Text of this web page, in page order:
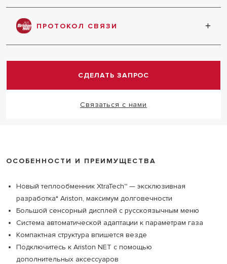
Небольшие размеры котла позволяют легко
установить его в ограниченном пространстве
ПРОТОКОЛ СВЯЗИ
Надёжный протокол связи позволяет соединить
СДЕЛАТЬ ЗАПРОС
Связаться с нами
ОСОБЕННОСТИ И ПРЕИМУЩЕСТВА
Новый теплообменник XtraTech™ — эксклюзивная
разработка* Ariston, максимум долговечности
Большой сенсорный дисплей с русскоязычным меню
Система автоматической адаптации к параметрам газа
Компактная структура впишется везде
Подключитесь к Ariston NET с помощью
дополнительных аксессуаров